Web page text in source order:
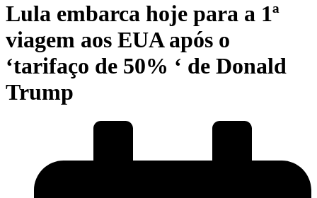
Lula embarca hoje para a 1ª
viagem aos EUA após o
‘tarifaço de 50% ‘ de Donald
Trump